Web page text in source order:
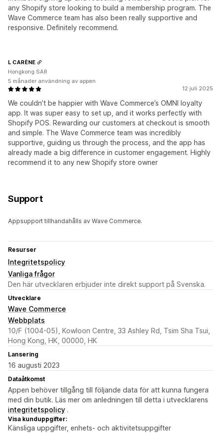
any Shopify store looking to build a membership program. The
Wave Commerce team has also been really supportive and
responsive. Definitely recommend.
12 juli 2025
We couldn’t be happier with Wave Commerce’s OMNI loyalty
app. It was super easy to set up, and it works perfectly with
Shopify POS. Rewarding our customers at checkout is smooth
and simple. The Wave Commerce team was incredibly
supportive, guiding us through the process, and the app has
already made a big difference in customer engagement. Highly
recommend it to any new Shopify store owner
L CARÈNE
Hongkong SAR
5 månader användning av appen
Support
Appsupport tillhandahålls av Wave Commerce.
Resurser
Integritetspolicy
Vanliga frågor
Den här utvecklaren erbjuder inte direkt support på Svenska.
Utvecklare
Wave Commerce
Webbplats
10/F (1004-05), Kowloon Centre, 33 Ashley Rd, Tsim Sha Tsui,
Hong Kong, HK, 00000, HK
Lansering
16 augusti 2023
Dataåtkomst
Appen behöver tillgång till följande data för att kunna fungera
med din butik. Läs mer om anledningen till detta i utvecklarens
integritetspolicy .
Visa kunduppgifter:
Känsliga uppgifter, enhets- och aktivitetsuppgifter